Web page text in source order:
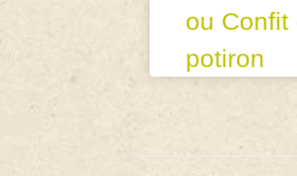
ou Confit
potiron